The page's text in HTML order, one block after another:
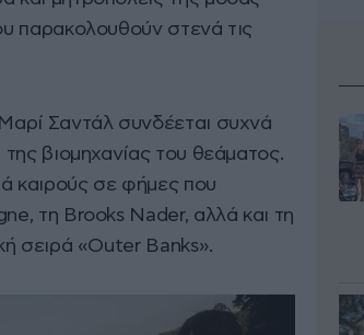
παρακολουθούν στενά τις
Σαντάλ συνδέεται συχνά
βιομηχανίας του θεάματος.
καιρούς σε φήμες που
τη Brooks Nader, αλλά και τη
σειρά «Outer Banks».